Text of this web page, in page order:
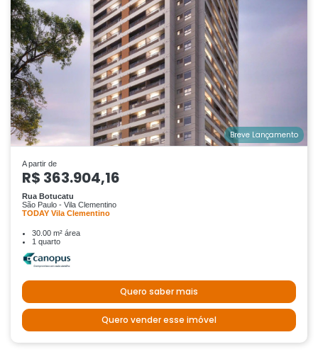
Breve Lançamento
A partir de
R$ 363.904,16
Rua Botucatu
São Paulo - Vila Clementino
TODAY Vila Clementino
30.00 m² área
1 quarto
Quero saber mais
Quero vender esse imóvel